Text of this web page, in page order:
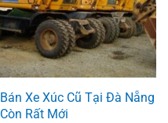
Bán Xe Xúc Cũ Tại Đà Nẵng
Còn Rất Mới